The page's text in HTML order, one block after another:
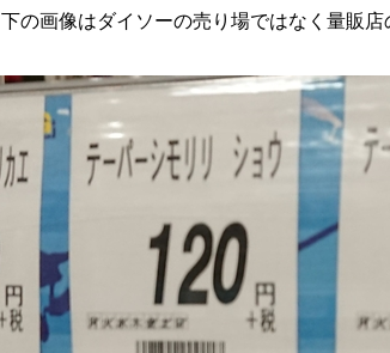
下の画像はダイソーの売り場ではなく量販店